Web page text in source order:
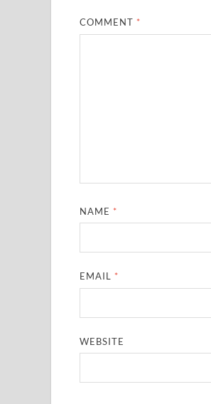
COMMENT *
NAME *
EMAIL *
WEBSITE